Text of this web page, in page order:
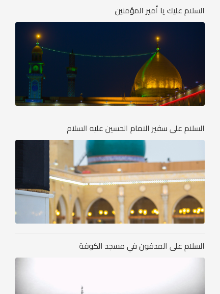
السلام عليك يا أمير المؤمنين
السلام على سفير الامام الحسين عليه السلام
السلام على المدفون في مسجد الكوفة